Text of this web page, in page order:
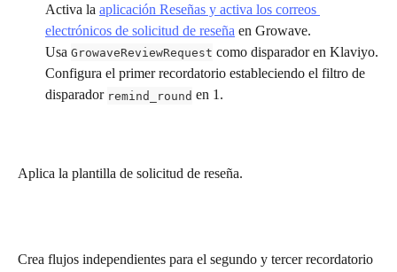
Activa la aplicación Reseñas y activa los correos
electrónicos de solicitud de reseña en Growave.
Usa GrowaveReviewRequest como disparador en Klaviyo.
Configura el primer recordatorio estableciendo el filtro de
disparador remind_round en 1.
Aplica la plantilla de solicitud de reseña.
Crea flujos independientes para el segundo y tercer recordatorio